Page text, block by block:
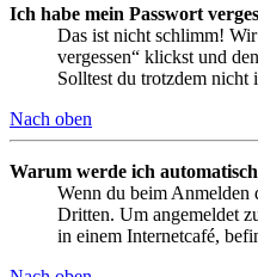
Ich habe mein Passwort
Das ist nicht schlimm!
vergessen“ klickst und
Solltest du trotzdem nicht
Nach oben
Warum werde ich
Wenn du beim Anmelden
Dritten. Um angemeldet
in einem Internetcafé,